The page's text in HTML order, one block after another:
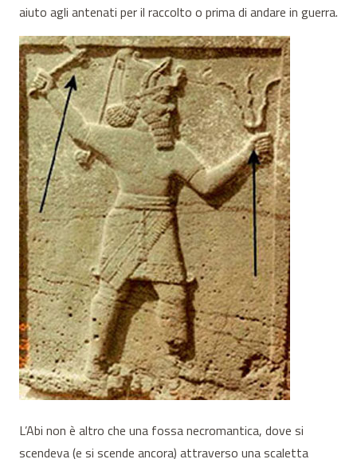
aiuto agli antenati per il raccolto o prima di andare in guerra.
L’Abi non è altro che una fossa necromantica, dove si
scendeva (e si scende ancora) attraverso una scaletta